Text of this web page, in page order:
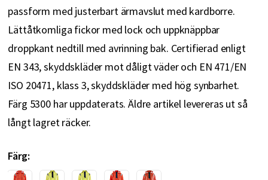
passform med justerbart ärmavslut med kardborre.
Lättåtkomliga fickor med lock och uppknäppbar
droppkant nedtill med avrinning bak. Certifierad enligt
EN 343, skyddskläder mot dåligt väder och EN 471/EN
ISO 20471, klass 3, skyddskläder med hög synbarhet.
Färg 5300 har uppdaterats. Äldre artikel levereras ut så
långt lagret räcker.
Färg